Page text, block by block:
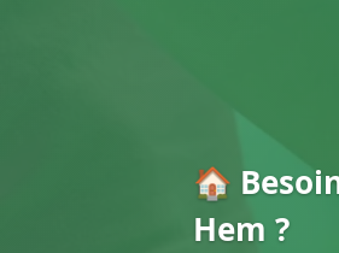
🏠
Hem ?